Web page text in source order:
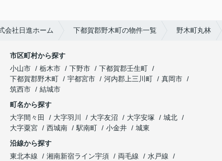
会社日進ホーム 下都賀郡野木町の物件一覧 野木町丸林
市区町村から探す
小山市
栃木市 下野市
下都賀郡壬生町
下都賀郡野木町
宇都宮市 河内郡上三川町
真岡市
筑西市
結城市
町名から探す
大字間々田
大字羽川 大字友沼 大字安塚
城北
大字粟宮
西城南 駅南町 小金井
城東
沿線から探す
東北本線
湘南新宿ライン宇須 両毛線
水戸線